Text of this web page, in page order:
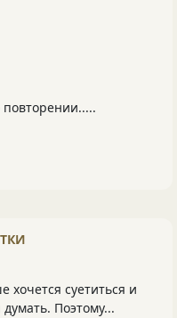
суетиться и
Поэтому...